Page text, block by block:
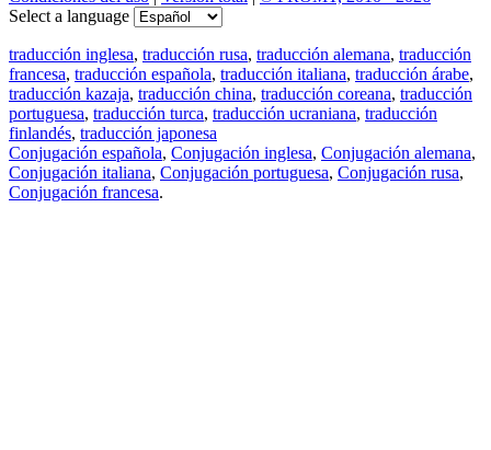
Select a language
traducción inglesa, traducción rusa, traducción alemana, traducción
francesa, traducción española, traducción italiana, traducción árabe,
traducción kazaja, traducción china, traducción coreana, traducción
portuguesa, traducción turca, traducción ucraniana, traducción
finlandés, traducción japonesa
Conjugación española, Conjugación inglesa, Conjugación alemana,
Conjugación italiana, Conjugación portuguesa, Conjugación rusa,
Conjugación francesa.